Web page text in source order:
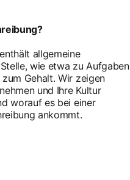
allgemeine
wie etwa zu Aufgaben
Gehalt. Wir zeigen
und Ihre Kultur
worauf es bei einer
ankommt.